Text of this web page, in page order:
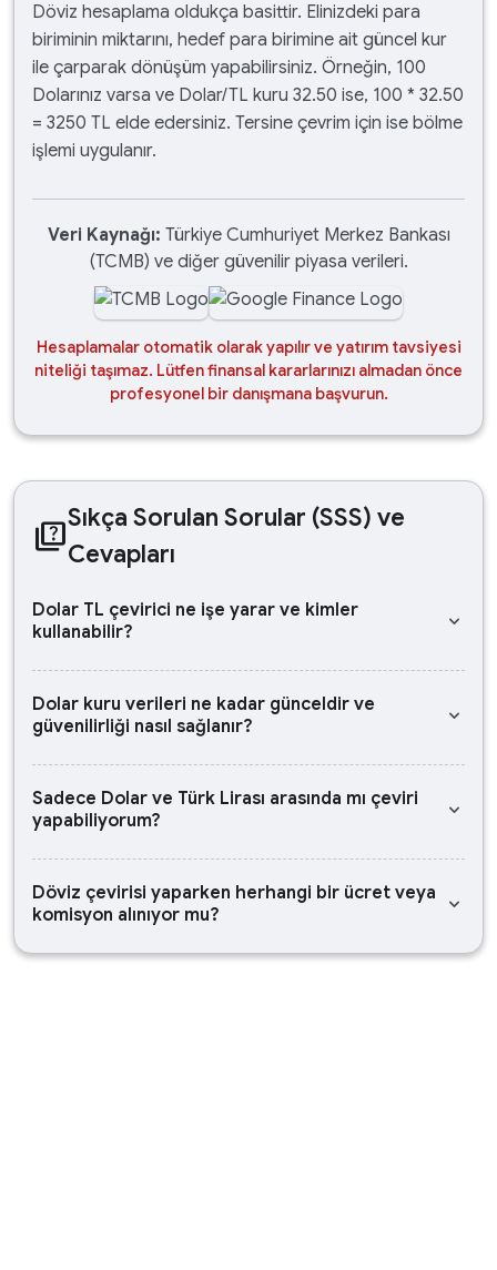
Döviz hesaplama oldukça basittir. Elinizdeki para
biriminin miktarını, hedef para birimine ait güncel kur
ile çarparak dönüşüm yapabilirsiniz. Örneğin, 100
Dolarınız varsa ve Dolar/TL kuru 32.50 ise, 100 * 32.50
= 3250 TL elde edersiniz. Tersine çevrim için ise bölme
işlemi uygulanır.
Veri Kaynağı: Türkiye Cumhuriyet Merkez Bankası
(TCMB) ve diğer güvenilir piyasa verileri.
Hesaplamalar otomatik olarak yapılır ve yatırım tavsiyesi
niteliği taşımaz. Lütfen finansal kararlarınızı almadan önce
profesyonel bir danışmana başvurun.
quizSıkça Sorulan Sorular (SSS) ve
Cevapları
Dolar TL çevirici ne işe yarar ve kimler
kullanabilir?
keyboard_arrow_down
Dolar kuru verileri ne kadar günceldir ve
güvenilirliği nasıl sağlanır?
keyboard_arrow_down
Sadece Dolar ve Türk Lirası arasında mı çeviri
yapabiliyorum?
keyboard_arrow_down
Döviz çevirisi yaparken herhangi bir ücret veya
komisyon alınıyor mu?
keyboard_arrow_down